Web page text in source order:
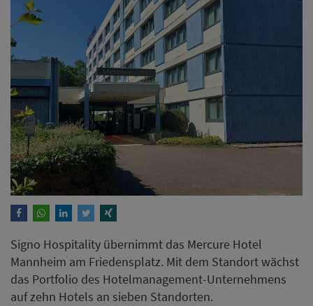
Signo Hospitality übernimmt das Mercure Hotel
Mannheim am Friedensplatz. Mit dem Standort wächst
das Portfolio des Hotelmanagement-Unternehmens
auf zehn Hotels an sieben Standorten.